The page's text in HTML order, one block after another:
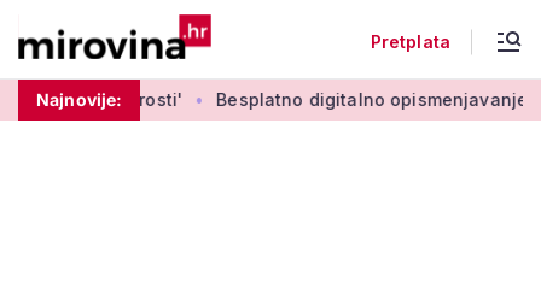
Pretplata
Najnovije:
i mudrosti' Besplatno digitalno opismenjavanje,